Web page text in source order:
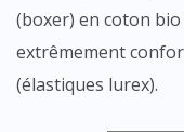
(boxer) en coton
extrêmement
(élastiques lurex).